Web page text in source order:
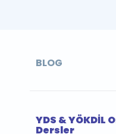
BLOG
YDS & YÖKDİL
Dersler